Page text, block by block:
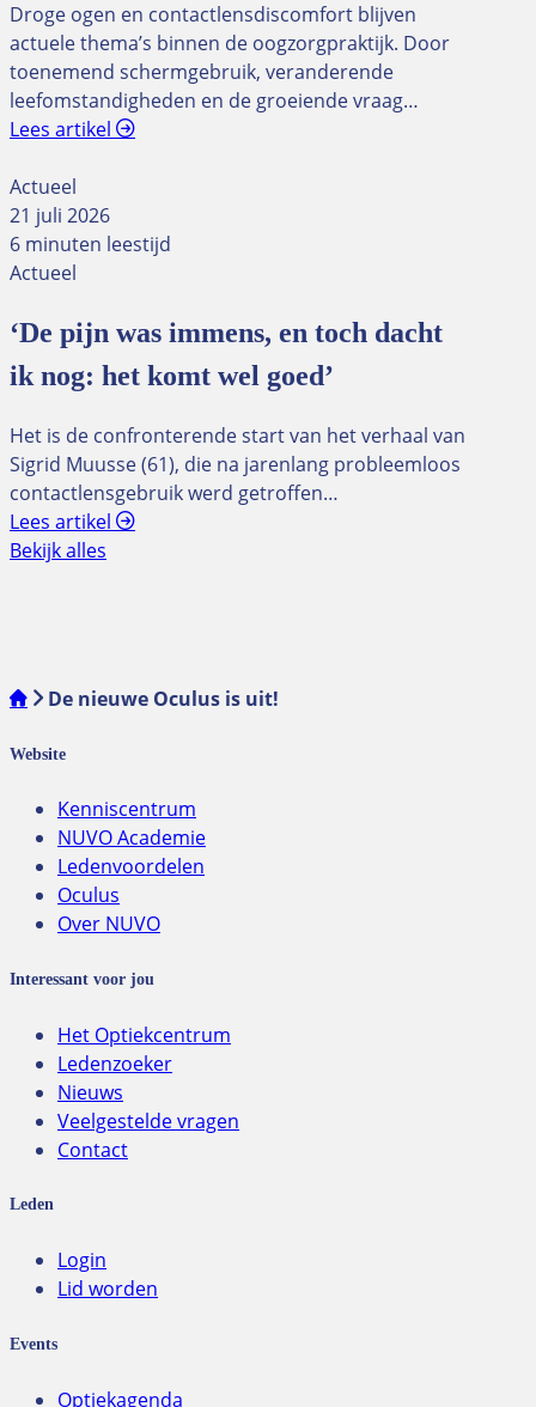
Droge ogen en contactlensdiscomfort blijven
actuele thema’s binnen de oogzorgpraktijk. Door
toenemend schermgebruik, veranderende
leefomstandigheden en de groeiende vraag…
Lees artikel
Actueel
21 juli 2026
6 minuten leestijd
Actueel
‘De pijn was immens, en toch dacht
ik nog: het komt wel goed’
Het is de confronterende start van het verhaal van
Sigrid Muusse (61), die na jarenlang probleemloos
contactlensgebruik werd getroffen…
Lees artikel
Bekijk alles
De nieuwe Oculus is uit!
Website
Kenniscentrum
NUVO Academie
Ledenvoordelen
Oculus
Over NUVO
Interessant voor jou
Het Optiekcentrum
Ledenzoeker
Nieuws
Veelgestelde vragen
Contact
Leden
Login
Lid worden
Events
Optiekagenda